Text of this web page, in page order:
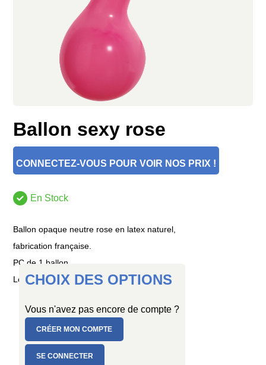
Ballon sexy rose
CONNECTEZ-VOUS POUR VOIR NOS PRIX !
En Stock
Ballon opaque neutre rose en latex naturel,
fabrication française.
PC de 1 ballon
Longueur : 1,30 mètre
CHOIX DES OPTIONS
Vous n'avez pas encore de compte ?
CRÉER MON COMPTE
SE CONNECTER